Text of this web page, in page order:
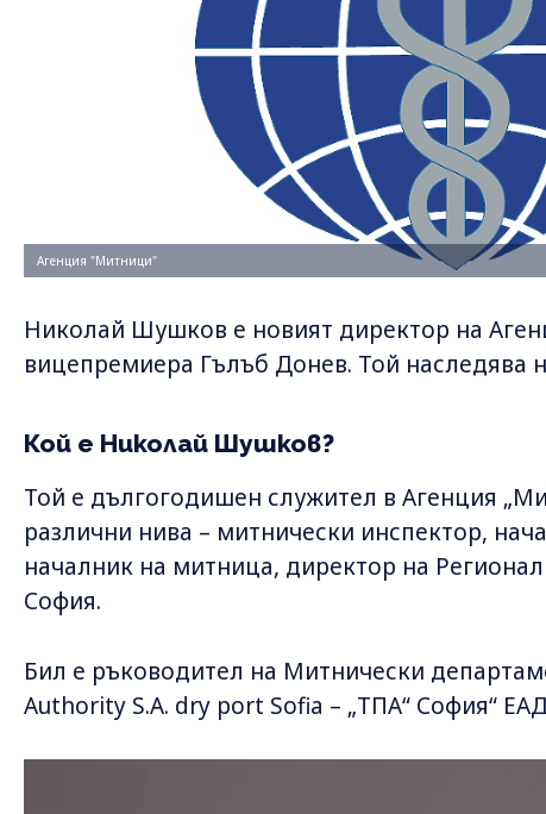
Агенция "Митници"
Николай Шушков е новият директор на
вицепремиера Гълъб Донев. Той наследява
Кой е Николай Шушков?
Той е дългогодишен служител в Агенция
различни нива – митнически инспектор,
началник на митница, директор на
София.
Бил е ръководител на Митнически
Authority S.A. dry port Sofia – „ТПА“ София“